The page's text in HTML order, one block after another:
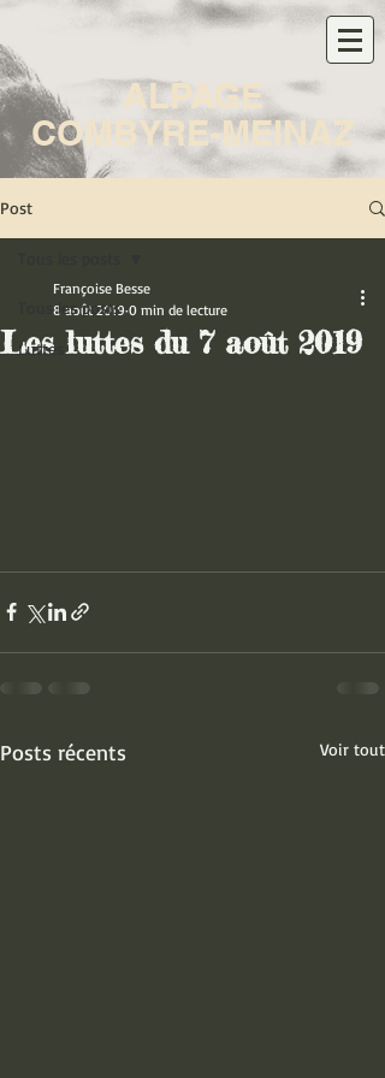
ALPAGE
COMBYRE-MEINAZ
Post
Tous les posts
Luttes
Les luttes du 7 août 2019
Françoise Besse
8 août 2019 0 min de lecture
Posts récents Voir tout